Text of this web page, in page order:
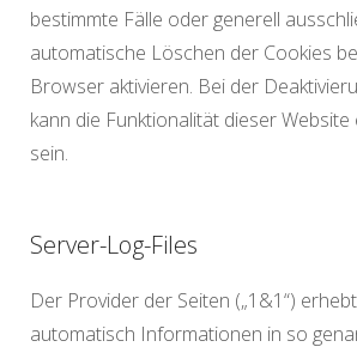
bestimmte Fälle oder generell
automatische Löschen der Cookies
Browser aktivieren. Bei der
kann die Funktionalität dieser
sein.
Server-Log-Files
Der Provider der Seiten („1&1“)
automatisch Informationen in so